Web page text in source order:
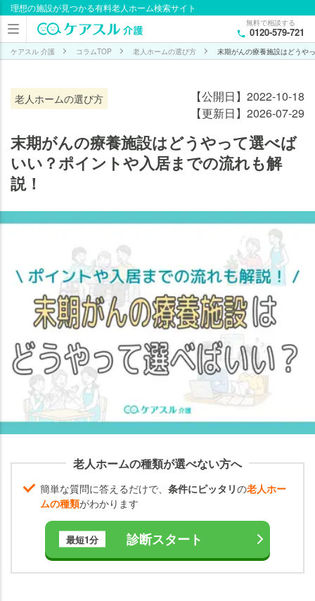
理想の施設が見つかる有料老人ホーム検索サイト
無料で相談する
0120-579-721
ケアスル 介護 コラムTOP 老人ホームの選び方 末期がんの療養施設はどうや
老人ホームの選び方
【公開日】2022-10-18
【更新日】2026-07-29
末期がんの療養施設はどうやって選べば
いい？ポイントや入居までの流れも解
説！
老人ホームの種類が選べない方へ
簡単な質問に答えるだけで、 条件にピッタリの老人ホー
ムの種類がわかります
最短1分 診断スタート